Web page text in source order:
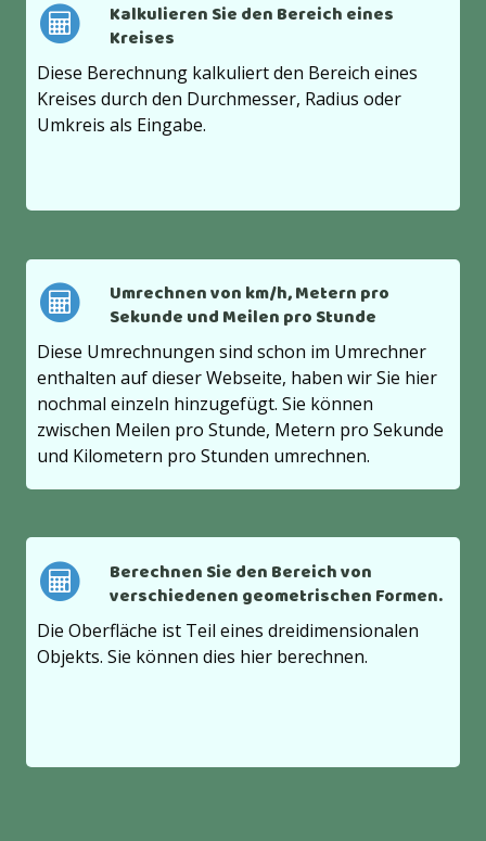
Kalkulieren Sie den Bereich eines
Kreises
Diese Berechnung kalkuliert den Bereich eines
Kreises durch den Durchmesser, Radius oder
Umkreis als Eingabe.
Umrechnen von km/h, Metern pro
Sekunde und Meilen pro Stunde
Diese Umrechnungen sind schon im Umrechner
enthalten auf dieser Webseite, haben wir Sie hier
nochmal einzeln hinzugefügt. Sie können
zwischen Meilen pro Stunde, Metern pro Sekunde
und Kilometern pro Stunden umrechnen.
Berechnen Sie den Bereich von
verschiedenen geometrischen Formen.
Die Oberfläche ist Teil eines dreidimensionalen
Objekts. Sie können dies hier berechnen.